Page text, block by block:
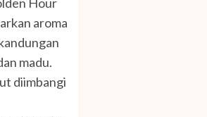
aroma
madu.
diimbangi